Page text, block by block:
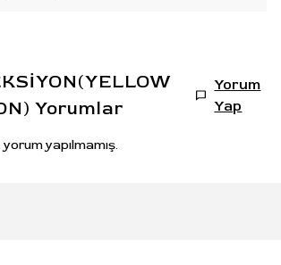
Yorumlar
Yorum
Yap
yapılmamış.